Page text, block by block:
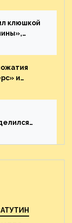
клюшкой
и